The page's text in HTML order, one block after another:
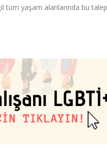
tüm yaşam alanlarında bu